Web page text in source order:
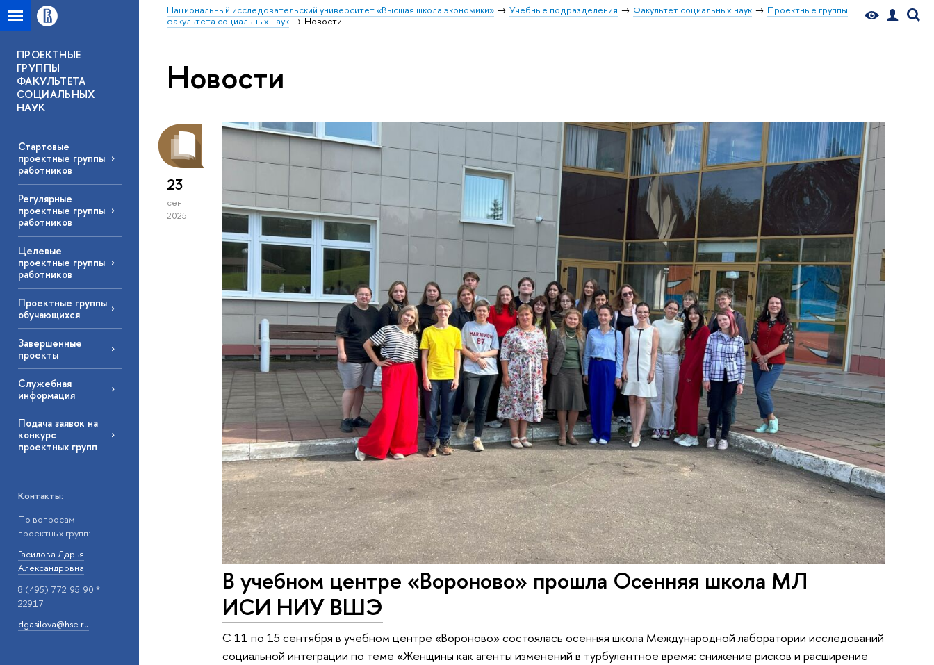
Национальный исследовательский университет «Высшая школа экономики» Учебные подразделения Факультет социальных наук
Проектные группы
факультета социальных наук
Новости
ПРОЕКТНЫЕ
ГРУППЫ
ФАКУЛЬТЕТА
СОЦИАЛЬНЫХ
НАУК
Стартовые
проектные группы
работников
Регулярные
проектные группы
работников
Целевые
проектные группы
работников
Проектные группы
обучающихся
Завершенные
проекты
Служебная
информация
Подача заявок на
конкурс
проектных групп
Контакты:
По вопросам
проектных групп:
Гасилова Дарья
Александровна
8 (495) 772-95-90 *
22917
dgasilova@hse.ru
Новости
23
сен
2025
В учебном центре «Вороново» прошла Осенняя школа МЛ
ИСИ НИУ ВШЭ
С 11 по 15 сентября в учебном центре «Вороново» состоялась осенняя школа Международной лаборатории исследований
социальной интеграции по теме «Женщины как агенты изменений в турбулентное время: снижение рисков и расширение